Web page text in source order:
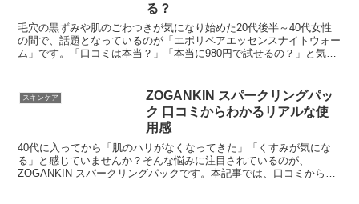
る？
毛穴の黒ずみや肌のごわつきが気になり始めた20代後半～40代女性
の間で、話題となっているのが「エポリペアエッセンスナイトウォー
ム」です。「口コミは本当？」「本当に980円で試せるの？」と気に
スキンケア
ZOGANKIN スパークリングパッ
ク 口コミからわかるリアルな使
用感
40代に入ってから「肌のハリがなくなってきた」「くすみが気にな
る」と感じていませんか？そんな悩みに注目されているのが、
ZOGANKIN スパークリングパックです。本記事では、口コミから見